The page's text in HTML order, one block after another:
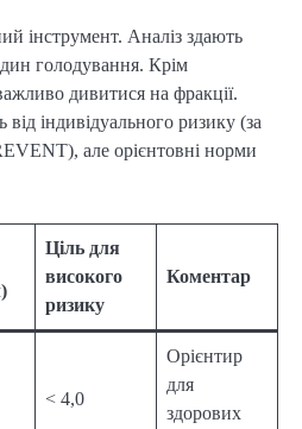
інструмент. Аналіз здають
голодування. Крім
дивитися на фракції.
від індивідуального ризику (за
але орієнтовні норми
Ціль для
високого
ризику
Коментар
< 4,0
Орієнтир
для
здорових